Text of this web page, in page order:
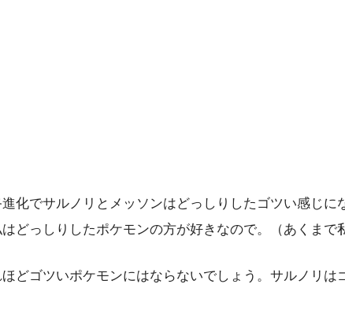
化でサルノリとメッソンはどっしりしたゴツい感じ
どっしりしたポケモンの方が好きなので。（あくまで
どゴツいポケモンにはならないでしょう。サルノリ